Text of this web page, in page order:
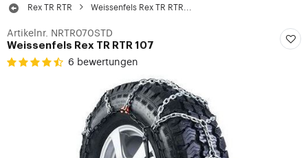
Rex TR RTR Weissenfels Rex TR RTR...
Artikelnr. NRTR070STD
Weissenfels Rex TR RTR 107
6 bewertungen